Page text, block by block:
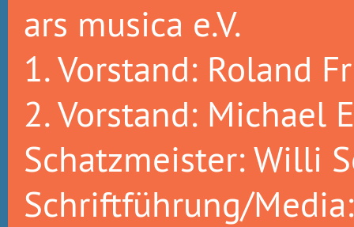
ars musica e.V.
1. Vorstand: Roland
2. Vorstand: Michael
Schatzmeister: Willi
Schriftführung/